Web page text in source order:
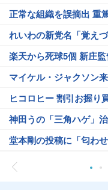
正常な組織を誤摘出 重
れいわの新党名「覚えづ
楽天から死球5個 新庄
マイケル・ジャクソン
ヒコロヒー 割引お握り
神田うの「三角ハゲ」
堂本剛の投稿に「匂わせ